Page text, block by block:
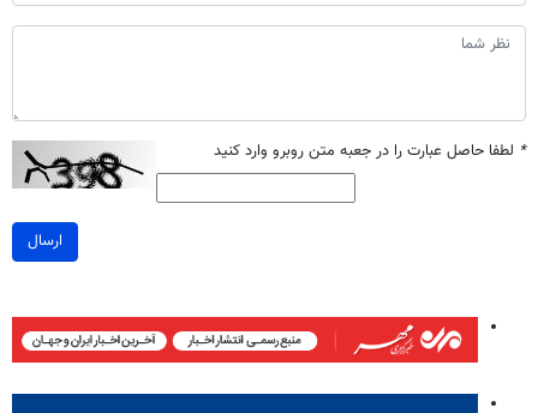
* لطفا حاصل عبارت را در جعبه متن روبرو وارد کنید
ارسال